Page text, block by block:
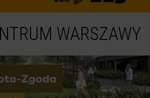
WARSZAWY